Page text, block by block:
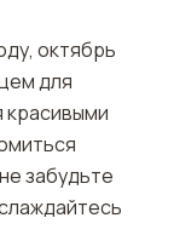
октябрь
для
забудьте